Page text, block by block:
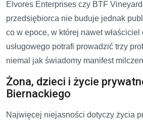
Elvores Enterprises czy BTF
przedsiębiorca nie buduje jednak
co w epoce, w której nawet
usługowego potrafi prowadzić trzy
niemal jak świadomy manifest
Żona, dzieci i życie
Biernackiego
Najwięcej niejasności dotyczy życia